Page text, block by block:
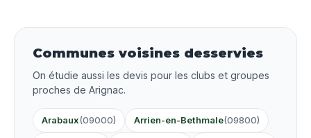
Communes voisines desservies
On étudie aussi les devis pour les clubs et groupes
proches de Arignac.
Arabaux(09000) Arrien-en-Bethmale(09800)